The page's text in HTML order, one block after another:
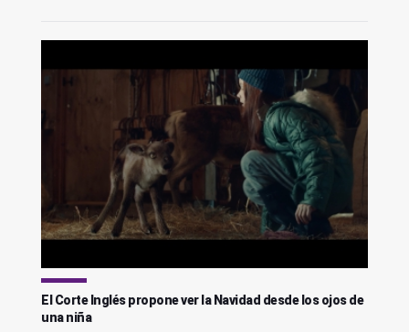
El Corte Inglés propone ver la Navidad desde los ojos de
una niña